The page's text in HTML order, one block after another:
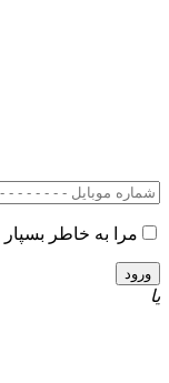
مرا به خاطر بسپار
یا